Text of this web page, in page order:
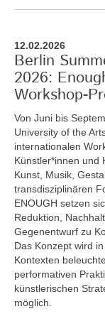
12.02.2026
Berlin
2026:
Workshop-
Von Juni bis
University of the
internationalen
Künstler*innen und
Kunst, Musik,
transdisziplinären
ENOUGH setzen
Reduktion,
Gegenentwurf zu
Das Konzept wird
Kontexten
performativen
künstlerischen
möglich.